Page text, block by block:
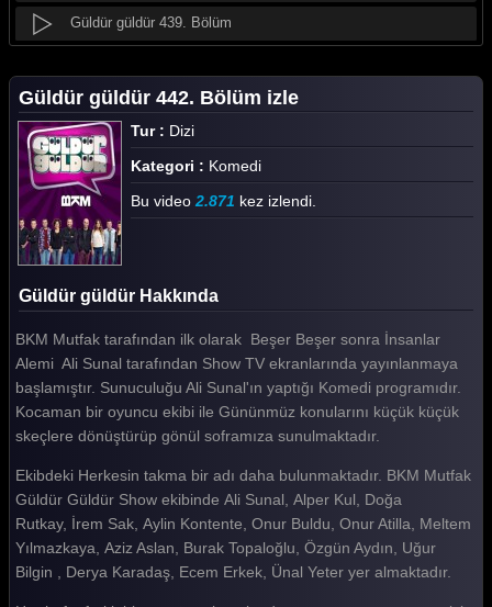
Güldür güldür 439. Bölüm
Güldür güldür 437. Bölüm
Güldür güldür 436. Bölüm
Güldür güldür 435. Bölüm
Güldür güldür 434. Bölüm
Güldür güldür 433. Bölüm
Güldür güldür 432. Bölüm
Güldür güldür 431. Bölüm
Güldür güldür 430. Bölüm
Güldür güldür 429. Bölüm
Güldür güldür 427. Bölüm
Güldür güldür 426. Bölüm
Güldür güldür 425. Bölüm
Güldür güldür 442. Bölüm izle
Tur : Dizi
Kategori : Komedi
Bu video 2.871 kez izlendi.
Güldür güldür Hakkında
BKM Mutfak tarafından ilk olarak Beşer Beşer sonra İnsanlar
Alemi Ali Sunal tarafından Show TV ekranlarında yayınlanmaya
başlamıştır. Sunuculuğu Ali Sunal'ın yaptığı Komedi programıdır.
Kocaman bir oyuncu ekibi ile Gününmüz konularını küçük küçük
skeçlere dönüştürüp gönül soframıza sunulmaktadır.
Ekibdeki Herkesin takma bir adı daha bulunmaktadır. BKM Mutfak
Güldür Güldür Show ekibinde Ali Sunal, Alper Kul, Doğa
Rutkay, İrem Sak, Aylin Kontente, Onur Buldu, Onur Atilla, Meltem
Yılmazkaya, Aziz Aslan, Burak Topaloğlu, Özgün Aydın, Uğur
Bilgin , Derya Karadaş, Ecem Erkek, Ünal Yeter yer almaktadır.